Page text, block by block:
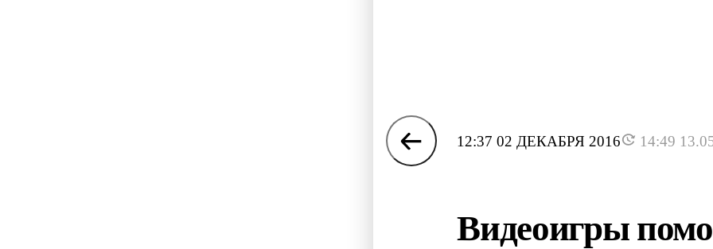
12:37 02 ДЕКАБРЯ 2016 14:49
Видеоигры